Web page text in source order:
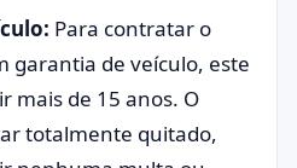
Para contratar o
garantia de veículo, este
mais de 15 anos. O
totalmente quitado,